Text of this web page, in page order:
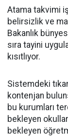
Atama takvimi
belirsizlik ve
Bakanlık
sıra tayini
kısıtlıyor.
Sistemdeki
kontenjan
bu kurumları
bekleyen
bekleyen